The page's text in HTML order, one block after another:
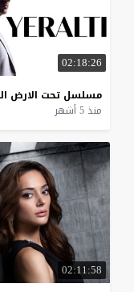
02:18:26
مسلسل تحت الارض
منذ 5 أشهر
02:11:58